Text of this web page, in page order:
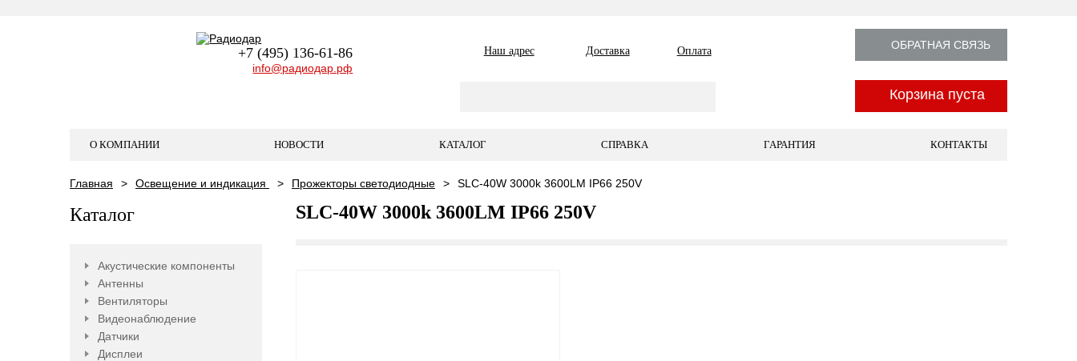
+7 (495) 136-61-86
info@радиодар.рф
Наш адрес Доставка Оплата ОБРАТНАЯ СВЯЗЬ
Корзина пуста
О КОМПАНИИ НОВОСТИ КАТАЛОГ СПРАВКА ГАРАНТИЯ КОНТАКТЫ
Главная Освещение и индикация Прожекторы светодиодные SLC-40W 3000k 3600LM IP66 250V
Каталог
Акустические компоненты
Антенны
Вентиляторы
Видеонаблюдение
Датчики
Дисплеи
SLC-40W 3000k 3600LM IP66 250V